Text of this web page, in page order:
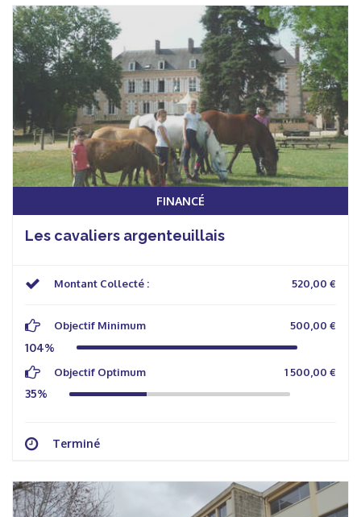
FINANCÉ
Les cavaliers argenteuillais
Montant Collecté : 520,00 €
Objectif Minimum 500,00 €
104%
Objectif Optimum 1 500,00 €
35%
Terminé